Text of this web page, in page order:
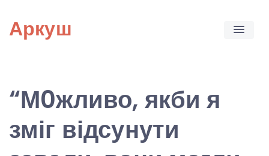
content
Аркуш
“М0жливо, якби я
зміг відсунути